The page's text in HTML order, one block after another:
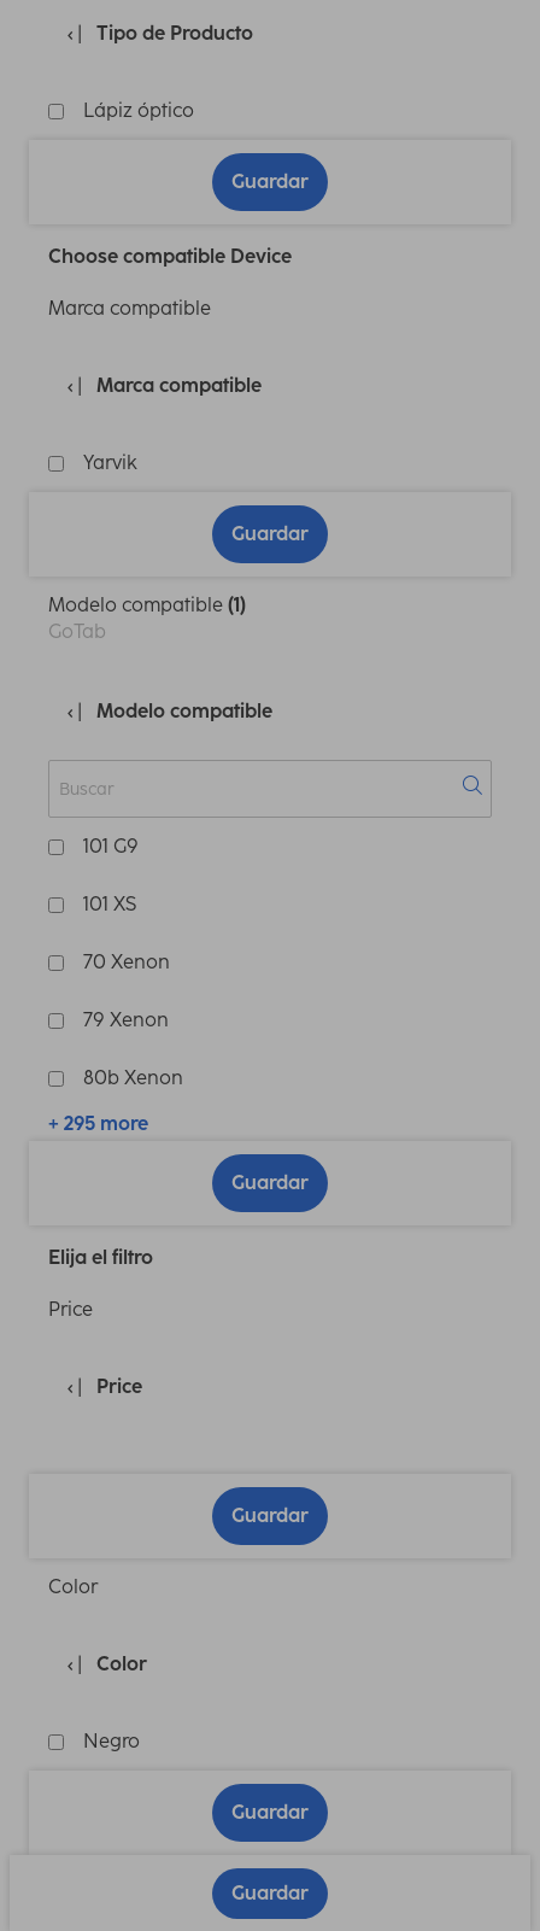
Tipo de Producto
Lápiz óptico
Guardar
Choose compatible Device
Marca compatible
Marca compatible
Yarvik
Guardar
Modelo compatible (1)
GoTab
Modelo compatible
101 G9
101 XS
70 Xenon
79 Xenon
80b Xenon
+ 295 more
Guardar
Elija el filtro
Price
Price
Guardar
Color
Color
Negro
Guardar
Guardar